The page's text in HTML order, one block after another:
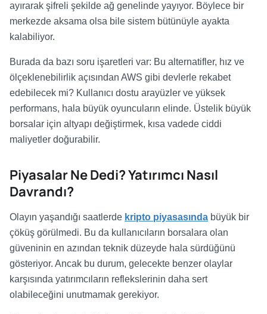
ayırarak şifreli şekilde ağ genelinde yayıyor. Böylece bir
merkezde aksama olsa bile sistem bütünüyle ayakta
kalabiliyor.
Burada da bazı soru işaretleri var: Bu alternatifler, hız ve
ölçeklenebilirlik açısından AWS gibi devlerle rekabet
edebilecek mi? Kullanıcı dostu arayüzler ve yüksek
performans, hala büyük oyuncuların elinde. Üstelik büyük
borsalar için altyapı değiştirmek, kısa vadede ciddi
maliyetler doğurabilir.
Piyasalar Ne Dedi? Yatırımcı Nasıl
Davrandı?
Olayın yaşandığı saatlerde kripto piyasasında büyük bir
çöküş görülmedi. Bu da kullanıcıların borsalara olan
güveninin en azından teknik düzeyde hala sürdüğünü
gösteriyor. Ancak bu durum, gelecekte benzer olaylar
karşısında yatırımcıların reflekslerinin daha sert
olabileceğini unutmamak gerekiyor.